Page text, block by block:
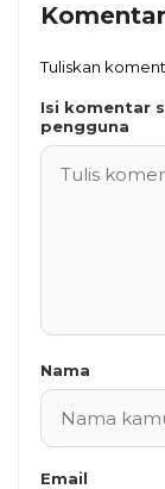
Komentar
Tuliskan
Isi komentar
pengguna
Nama
Email